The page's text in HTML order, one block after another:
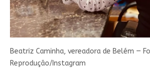
Beatriz Caminha, vereadora de Belém —
Reprodução/Instagram